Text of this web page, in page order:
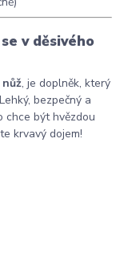
v děsivého
, je doplněk, který
bezpečný a
chce být hvězdou
krvavý dojem!